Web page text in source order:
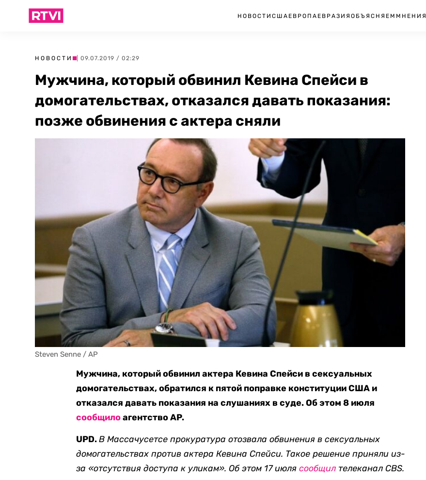
НОВОСТИ США ЕВРОПА ЕВРАЗИЯ ОБЪЯСНЯЕМ МНЕНИЯ
НОВОСТИ | 09.07.2019 / 02:29
Мужчина, который обвинил Кевина Спейси в
домогательствах, отказался давать показания:
позже обвинения с актера сняли
Steven Senne / AP
Мужчина, который обвинил актера Кевина Спейси в сексуальных
домогательствах, обратился к пятой поправке конституции США и
отказался давать показания на слушаниях в суде. Об этом 8 июля
сообщилоагентство AP.
UPD. В Массачусетсе прокуратура отозвала обвинения в сексуальных
домогательствах против актера Кевина Спейси. Такое решение приняли из-
за «отсутствия доступа к уликам». Об этом 17 июлясообщил телеканал CBS.